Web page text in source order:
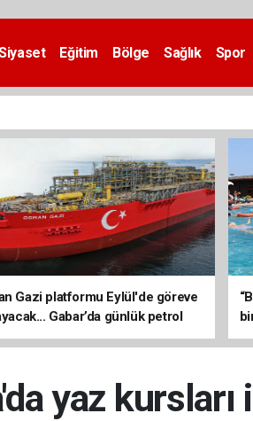
Eğitim Bölge Sağlık Spor
Gazi platformu Eylül'de göreve
Gabar’da günlük petrol
83 bin 200 varile ulaştı
yaz kursları